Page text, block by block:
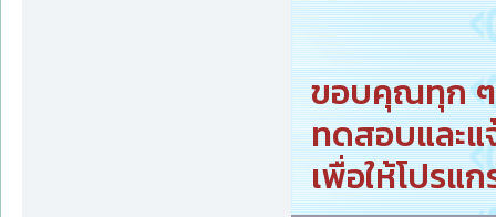
ขอบคุณทุก
ทดสอบและ
เพื่อให้โปร